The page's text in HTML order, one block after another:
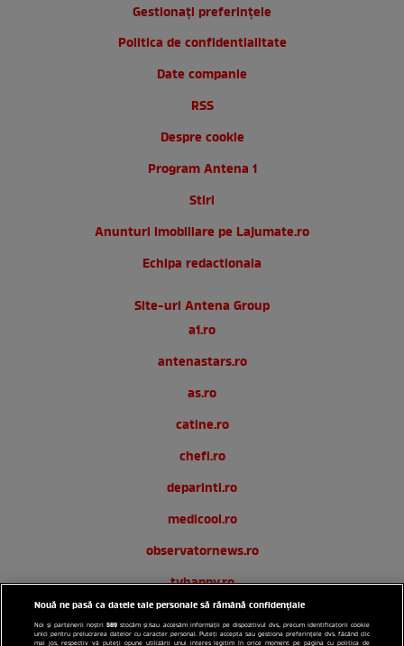
Gestionați preferințele
Politica de confidentialitate
Date companie
RSS
Despre cookie
Program Antena 1
Stiri
Anunturi imobiliare pe Lajumate.ro
Echipa redactionala
Site-uri Antena Group
a1.ro
antenastars.ro
as.ro
catine.ro
chefi.ro
deparinti.ro
medicool.ro
observatornews.ro
tvhappy.ro
useit.ro
Nouă ne pasă ca datele tale personale să rămână confidențiale
Noi și partenerii noștri589 stocăm și/sau accesăm informații pe dispozitivul dvs., precum identificatorii cookie
unici pentru prelucrarea datelor cu caracter personal. Puteți accepta sau gestiona preferințele dvs. făcând clic
mai jos, respectiv vă puteți opune utilizării unui interes legitim în orice moment pe pagina cu politica de